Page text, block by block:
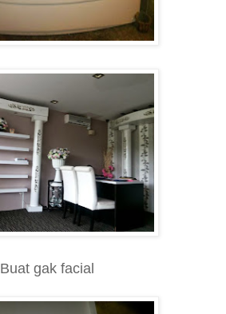
Buat gak facial